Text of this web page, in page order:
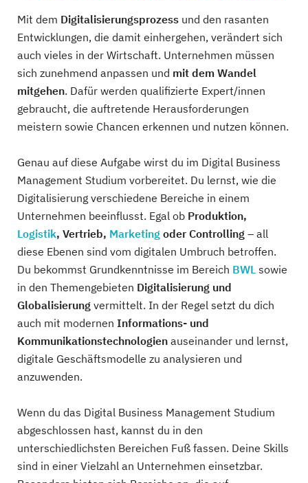
Mit dem Digitalisierungsprozess und den rasanten
Entwicklungen, die damit einhergehen, verändert sich
auch vieles in der Wirtschaft. Unternehmen müssen
sich zunehmend anpassen und mit dem Wandel
mitgehen. Dafür werden qualifizierte Expert/innen
gebraucht, die auftretende Herausforderungen
meistern sowie Chancen erkennen und nutzen können.
Genau auf diese Aufgabe wirst du im Digital Business
Management Studium vorbereitet. Du lernst, wie die
Digitalisierung verschiedene Bereiche in einem
Unternehmen beeinflusst. Egal ob Produktion,
Logistik, Vertrieb, Marketing oder Controlling – all
diese Ebenen sind vom digitalen Umbruch betroffen.
Du bekommst Grundkenntnisse im Bereich BWL sowie
in den Themengebieten Digitalisierung und
Globalisierung vermittelt. In der Regel setzt du dich
auch mit modernen Informations- und
Kommunikationstechnologien auseinander und lernst,
digitale Geschäftsmodelle zu analysieren und
anzuwenden.
Wenn du das Digital Business Management Studium
abgeschlossen hast, kannst du in den
unterschiedlichsten Bereichen Fuß fassen. Deine Skills
sind in einer Vielzahl an Unternehmen einsetzbar.